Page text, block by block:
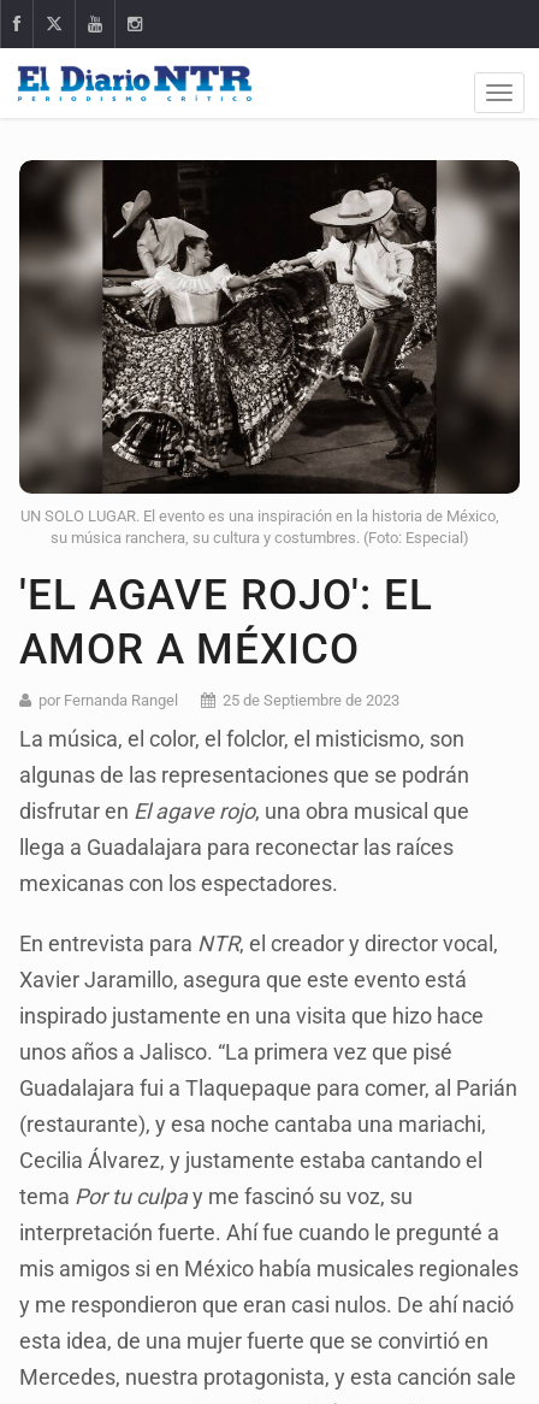
UN SOLO LUGAR. El evento es una inspiración en la historia de México,
su música ranchera, su cultura y costumbres. (Foto: Especial)
'EL AGAVE ROJO': EL
AMOR A MÉXICO
por Fernanda Rangel 25 de Septiembre de 2023
La música, el color, el folclor, el misticismo, son
algunas de las representaciones que se podrán
disfrutar en El agave rojo, una obra musical que
llega a Guadalajara para reconectar las raíces
mexicanas con los espectadores.
En entrevista para NTR, el creador y director vocal,
Xavier Jaramillo, asegura que este evento está
inspirado justamente en una visita que hizo hace
unos años a Jalisco. “La primera vez que pisé
Guadalajara fui a Tlaquepaque para comer, al Parián
(restaurante), y esa noche cantaba una mariachi,
Cecilia Álvarez, y justamente estaba cantando el
tema Por tu culpay me fascinó su voz, su
interpretación fuerte. Ahí fue cuando le pregunté a
mis amigos si en México había musicales regionales
y me respondieron que eran casi nulos. De ahí nació
esta idea, de una mujer fuerte que se convirtió en
Mercedes, nuestra protagonista, y esta canción sale